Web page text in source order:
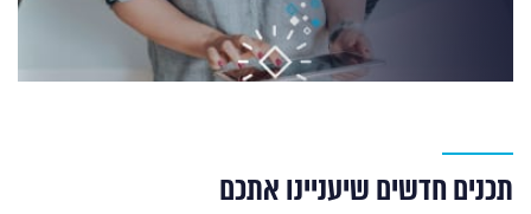
תכנים חדשים שיעניינו אתכם